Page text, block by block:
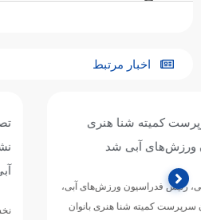
اخبار مرتبط
تصویب پاداش مدال‌آوران ناگویا
نشست هیأت رئیسه فدراسیون
آبی
نخستین نشست هیأت رئیسه فدراسیون